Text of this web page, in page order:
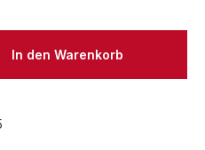
den
In den Warenkorb